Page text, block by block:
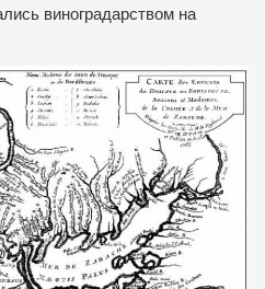
виноградарством на